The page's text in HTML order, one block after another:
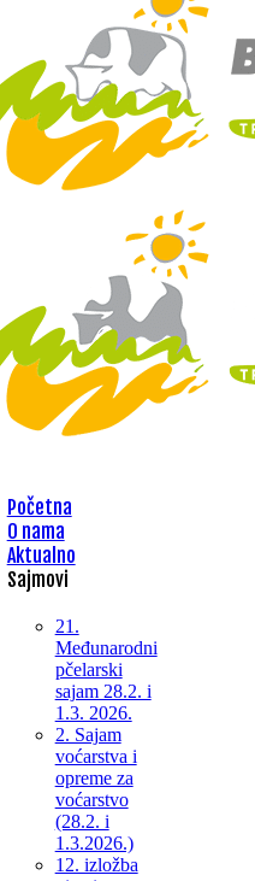
Početna
O nama
Aktualno
Sajmovi
21.
Međunarodni
pčelarski
sajam 28.2. i
1.3. 2026.
2. Sajam
voćarstva i
opreme za
voćarstvo
(28.2. i
1.3.2026.)
12. izložba